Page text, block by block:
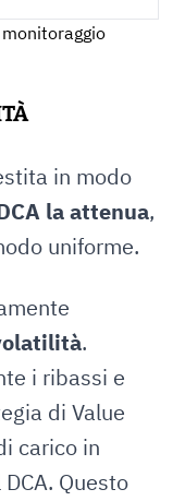
monitoraggio
in modo
la attenua,
uniforme.
.
i ribassi e
di Value
carico in
Questo